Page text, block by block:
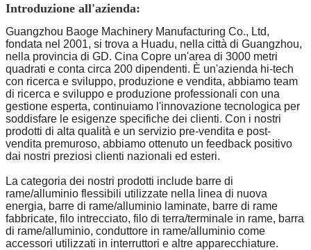
Introduzione all'azienda:
Guangzhou Baoge Machinery Manufacturing Co., Ltd,
fondata nel 2001, si trova a Huadu, nella città di Guangzhou,
nella provincia di GD. Cina Copre un'area di 3000 metri
quadrati e conta circa 200 dipendenti. È un'azienda hi-tech
con ricerca e sviluppo, produzione e vendita, abbiamo team
di ricerca e sviluppo e produzione professionali con una
gestione esperta, continuiamo l'innovazione tecnologica per
soddisfare le esigenze specifiche dei clienti. Con i nostri
prodotti di alta qualità e un servizio pre-vendita e post-
vendita premuroso, abbiamo ottenuto un feedback positivo
dai nostri preziosi clienti nazionali ed esteri.
La categoria dei nostri prodotti include barre di
rame/alluminio flessibili utilizzate nella linea di nuova
energia, barre di rame/alluminio laminate, barre di rame
fabbricate, filo intrecciato, filo di terra/terminale in rame, barra
di rame/alluminio, conduttore in rame/alluminio come
accessori utilizzati in interruttori e altre apparecchiature.